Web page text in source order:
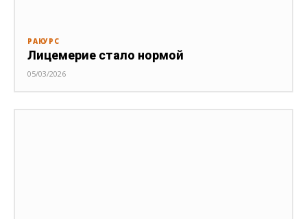
РАКУРС
Лицемерие стало нормой
05/03/2026